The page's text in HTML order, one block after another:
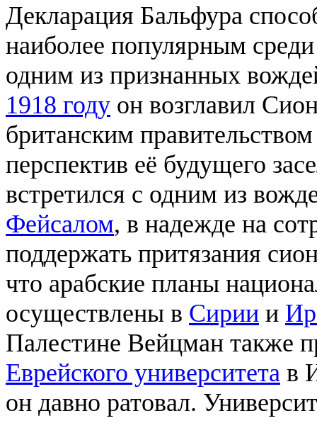
Декларация Бальфура
наиболее популярным
одним из признанных
1918 году он возглавил
британским
перспектив её будущего
встретился с одним из
Фейсалом, в надежде на
поддержать притязания
что арабские планы
осуществлены в Сирии и
Палестине Вейцман также
Еврейского университета в
он давно ратовал.